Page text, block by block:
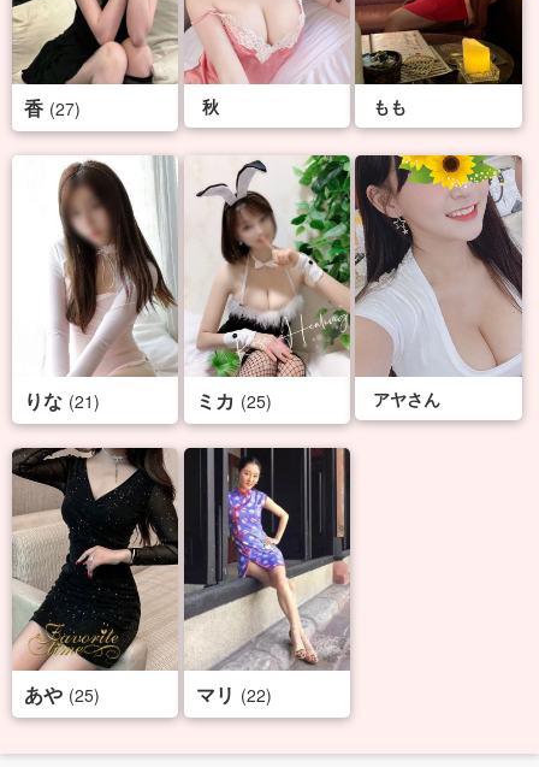
香 (27) 秋 もも
りな (21) ミカ (25) アヤさん
あや (25) マリ (22)